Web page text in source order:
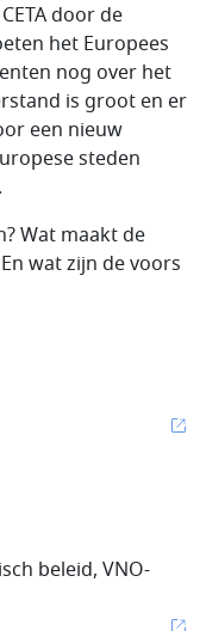
door de
het Europees
nog over het
is groot en er
een nieuw
steden
Wat maakt de
wat zijn de voors
beleid, VNO-